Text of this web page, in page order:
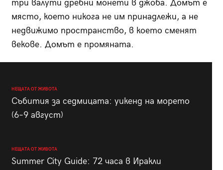
три валути дребни монети в джоба. Домът е
място, което никога не им принадлежи, а не
недвижимо пространство, в което сменят
векове. Домът е промяната.
НЕЩАТА ОТ ЖИВОТА
Събития за седмицата: уикенд на морето
(6–9 август)
НЕЩАТА ОТ ЖИВОТА
Summer City Guide: 72 часа в Иракли